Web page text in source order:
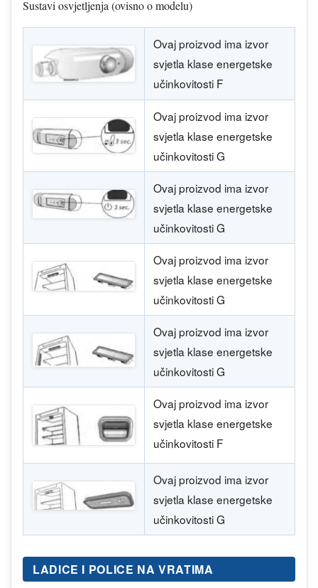
Sustavi osvjetljenja (ovisno o modelu)
Ovaj proizvod ima izvor
svjetla klase energetske
učinkovitosti F
Ovaj proizvod ima izvor
svjetla klase energetske
učinkovitosti G
Ovaj proizvod ima izvor
svjetla klase energetske
učinkovitosti G
Ovaj proizvod ima izvor
svjetla klase energetske
učinkovitosti G
Ovaj proizvod ima izvor
svjetla klase energetske
učinkovitosti G
Ovaj proizvod ima izvor
svjetla klase energetske
učinkovitosti F
Ovaj proizvod ima izvor
svjetla klase energetske
učinkovitosti G
LADICE I POLICE NA VRATIMA